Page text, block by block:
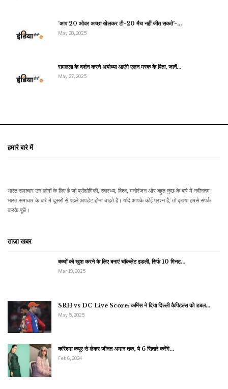
‘आप 20 ओवर अच्छा खेलकर टी-20 मैच नहीं जीत सकते’-…
May 28, 2025
रामलला के दर्शन करने अयोध्या आएंगे एलन मस्क के पिता, जानें…
May 27, 2025
हमारे बारे में
भारत समाचार उन लोगों के लिए है जो प्रौद्योगिकी, स्वास्थ्य, विश्व, मनोरंजन और बहुत कुछ के बारे में नवीनतम
भारत समाचार के बारे में दूसरों से पहले अपडेट होना चाहते हैं। यदि आपके कोई प्रश्न हैं, तो कृपया हमसे संपर्क
करके पूछें।
ताज़ा खबर
बच्चों को खुश करने के लिए बनाएं चॉकलेट इडली, सिर्फ 10 मिनट…
Mar 19, 2025
SRH vs DC Live Score: कमिंस ने दिया दिल्ली कैपिटल्स को डबल…
May 5, 2025
करिश्मा कपूर से लेकर जीनत अमान तक, ये 6 सितारे करेंगे…
Feb 6, 2024